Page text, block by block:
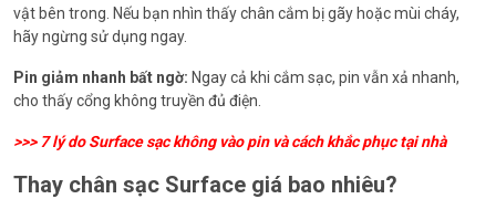
vật bên trong. Nếu bạn nhìn thấy chân cắm bị gãy hoặc mùi cháy,
hãy ngừng sử dụng ngay.
Pin giảm nhanh bất ngờ: Ngay cả khi cắm sạc, pin vẫn xả nhanh,
cho thấy cổng không truyền đủ điện.
>>> 7 lý do Surface sạc không vào pin và cách khắc phục tại nhà
Thay chân sạc Surface giá bao nhiêu?